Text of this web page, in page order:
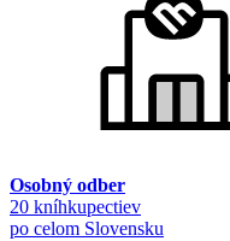
Osobný odber
20 kníhkupectiev
po celom Slovensku